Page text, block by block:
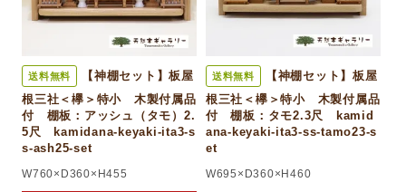
送料無料
【神棚セット】板屋
根三社＜欅＞特小 木製付属品
付 棚板：アッシュ（タモ）2.
5尺 kamidana-keyaki-ita3-s
s-ash25-set
W760×D360×H455
送料無料
【神棚セット】板屋
根三社＜欅＞特小 木製付属品
付 棚板：タモ2.3尺 kamid
ana-keyaki-ita3-ss-tamo23-s
et
W695×D360×H460